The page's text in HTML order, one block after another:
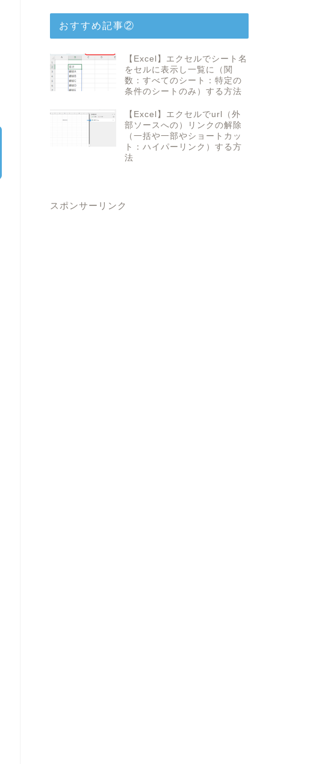
おすすめ記事②
【Excel】エクセルでシート名
をセルに表示し一覧に（関
数：すべてのシート：特定の
条件のシートのみ）する方法
【Excel】エクセルでurl（外
部ソースへの）リンクの解除
（一括や一部やショートカッ
ト：ハイパーリンク）する方
法
スポンサーリンク